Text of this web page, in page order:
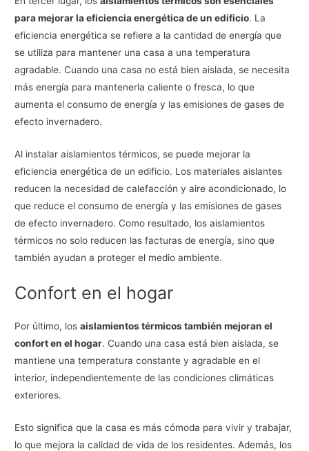
para mejorar la eficiencia energética de un edificio. La
eficiencia energética se refiere a la cantidad de energía que
se utiliza para mantener una casa a una temperatura
agradable. Cuando una casa no está bien aislada, se necesita
más energía para mantenerla caliente o fresca, lo que
aumenta el consumo de energía y las emisiones de gases de
efecto invernadero.
Al instalar aislamientos térmicos, se puede mejorar la
eficiencia energética de un edificio. Los materiales aislantes
reducen la necesidad de calefacción y aire acondicionado, lo
que reduce el consumo de energía y las emisiones de gases
de efecto invernadero. Como resultado, los aislamientos
térmicos no solo reducen las facturas de energía, sino que
también ayudan a proteger el medio ambiente.
Confort en el hogar
Por último, losaislamientos térmicos también mejoran el
confort en el hogar. Cuando una casa está bien aislada, se
mantiene una temperatura constante y agradable en el
interior, independientemente de las condiciones climáticas
exteriores.
Esto significa que la casa es más cómoda para vivir y trabajar,
lo que mejora la calidad de vida de los residentes. Además, los